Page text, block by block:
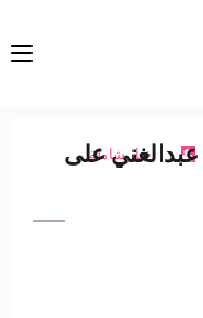
اخبار شاملةعلى